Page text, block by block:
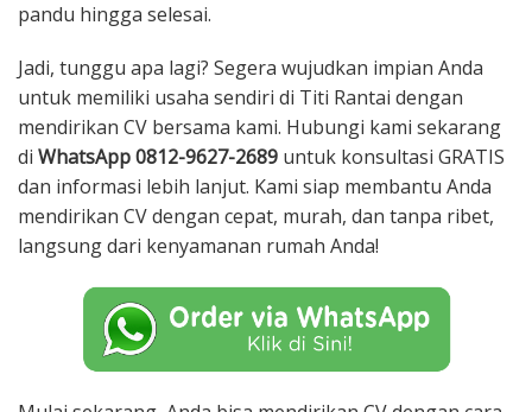
pandu hingga selesai.
Jadi, tunggu apa lagi? Segera wujudkan impian Anda
untuk memiliki usaha sendiri di Titi Rantai dengan
mendirikan CV bersama kami. Hubungi kami sekarang
di WhatsApp 0812-9627-2689 untuk konsultasi GRATIS
dan informasi lebih lanjut. Kami siap membantu Anda
mendirikan CV dengan cepat, murah, dan tanpa ribet,
langsung dari kenyamanan rumah Anda!